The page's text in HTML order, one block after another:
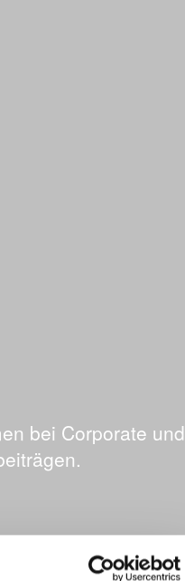
bei Corporate und